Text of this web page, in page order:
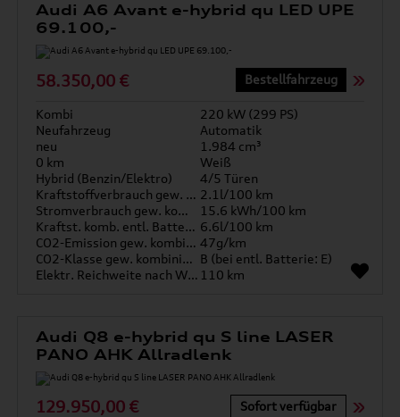
Audi A6 Avant e-hybrid qu LED UPE
69.100,-
58.350,00 € Bestellfahrzeug
Kombi
220 kW (299 PS)
Neufahrzeug
Automatik
neu
1.984 cm³
0 km
Weiß
Hybrid (Benzin/Elektro)
4/5 Türen
Kraftstoffverbrauch gew. kombiniert 2.1l/100 km
Stromverbrauch gew. kombiniert
15.6 kWh/100 km
Kraftst. komb. entl. Batterie 6.6l/100 km
CO2-Emission gew. kombiniert 47g/km
CO2-Klasse gew. kombiniert B (bei entl. Batterie: E)
Elektr. Reichweite nach WLTP* 110 km
Audi Q8 e-hybrid qu S line LASER
PANO AHK Allradlenk
129.950,00 € Sofort verfügbar